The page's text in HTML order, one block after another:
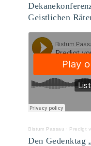
Geistlichen
Bistum Passau · Predigt
Den Gedenktag